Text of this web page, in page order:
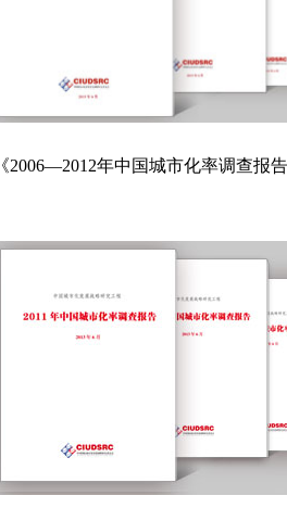
《2006—2012年中国城市化率调查报